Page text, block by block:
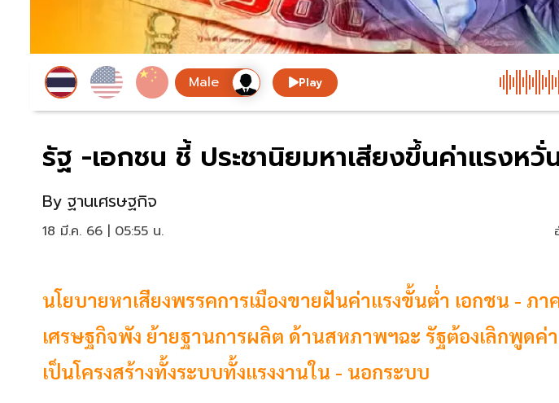
Play
รัฐ -เอกชน ชี้ ประชานิยมหาเสียงขึ้นค่าแรงห
By ฐานเศรษฐกิจ
18 มี.ค. 66 | 05:55 น.
นโยบายหาเสียงพรรคการเมืองขายฝันค่าแรงขั้นต่ำ เอกชน - ภ
เศรษฐกิจพัง ย้ายฐานการผลิต ด้านสหภาพฯฉะ รัฐต้องเลิกพูดค่
เป็นโครงสร้างทั้งระบบทั้งแรงงานใน - นอกระบบ